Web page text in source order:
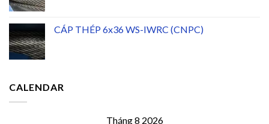
CÁP THÉP 6x36 WS-IWRC (CNPC)
CALENDAR
Tháng 8 2026